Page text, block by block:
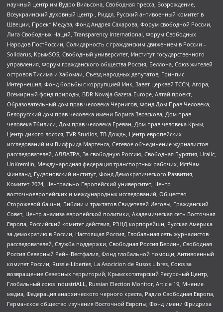
научный центр им Вудро Вильсона, Свободная пресса, Возрождение,
Всеукраинский духовный центр , Риддл, Русский антивоенный комитет в
Швеции, Проект Медуза, Фонд Андрея Сахарова, Форум свободной России,
Лига Свободных Наций, Transparеncy International, Форум Свободных
Народов ПостРоссии, Солидарность с гражданским движением в России –
Solidarus, КрымSOS, Свободный университет, Институт государственного
управления, Форум гражданского общества Россия, Беллона, Союз жителей
островов Тисима и Хабомаи, Съезд народных депутатов, Гринпис
Интернешнл, Фонд борьбы с коррупцией Инк, Завет церквей TCCN, Агора,
Всемирный фонд природы, BDR Novaja Gazeta-Europe, Алтай проект,
Образовательный дом прав человека Чернигов, Фонд Дом Прав Человека,
Белорусский дом прав человека имени Бориса Звозскова, Дом прав
человека Тбилиси, Дом прав человека Ереван, Дом прав человека Крым,
Центр дикого лосося, TVR Studios, ТВ Дождь, Центр европейских
исследований им Вилфрида Мартенса, Сетевое объединение журналистов
расследователей, АЛЛАТРА, За свободную Россию, Свободная Бурятия, Uralic,
UnKremlin, Международная федерация транспортных рабочих, ИстЧам
Финланд, Гудзоновский институт, Фонд Демократического Развития,
Комитет-2024, Центрально-Европейский университет, Центр
восточноевропейских и международных исследований, Общество
Сторожевой башни, Библии и трактатов Свидетелей Иеговы, Гражданский
Совет, Центр анализа европейской политики, Академическая сеть Восточная
Европа, Российский комитет действия, РЭНД корпорейшн, Русская Америка
за демократию в России, Настоящая Россия, Глобальная сеть журналистов-
расследователей, Служба поддержки, Свободная Россия Берлин, Свободная
Россия Северный Рейн-Вестфалия, Фонд глобальной помощи, Антивоенный
комитет России, Russie-Libertes, La Asocicion de Rusos Libres, Союз за
возвращение Северных территорий, Крымскотатарский Ресурсный Центр,
Глобальный союз IndustriALL, Russian Election Monitor, Article 19, Мнение
медиа, Федерация анархического черного креста, Радио Свободная Европа,
Германское общество изучения Восточной Европы, Фонд имени Фридриха